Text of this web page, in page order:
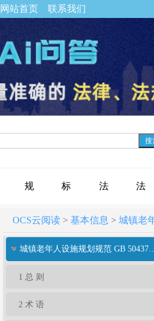
网站首页 联系我们
搜
规
范
标
准
法
规
法
律
OCS云阅读> 基本信息 > 城镇老
城镇老年人设施规划规范 GB 50437-2007（2018年版）
1 总 则
2 术 语